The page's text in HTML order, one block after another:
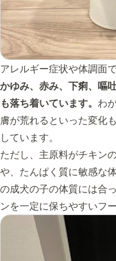
アレルギー症状や体調面
かゆみ、赤み、下痢、嘔
も落ち着いています。 わ
膚が荒れるといった変化
しています。
ただし、主原料がチキン
や、たんぱく質に敏感な
の成犬の子の体質には合
ンを一定に保ちやすいフ